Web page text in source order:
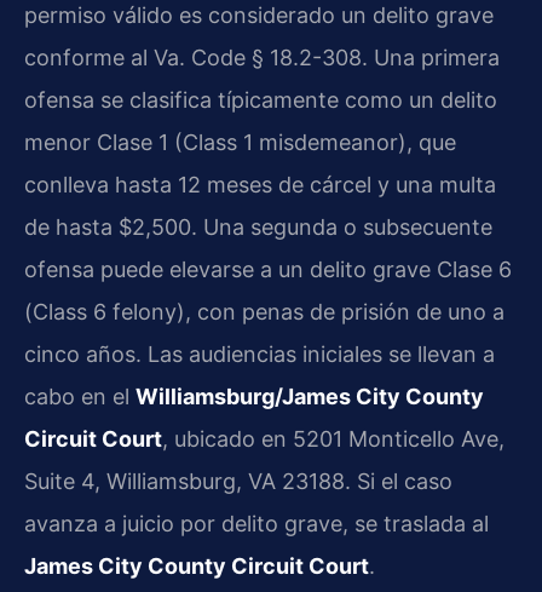
permiso válido es considerado un delito grave
conforme al Va. Code § 18.2-308. Una primera
ofensa se clasifica típicamente como un delito
menor Clase 1 (Class 1 misdemeanor), que
conlleva hasta 12 meses de cárcel y una multa
de hasta $2,500. Una segunda o subsecuente
ofensa puede elevarse a un delito grave Clase 6
(Class 6 felony), con penas de prisión de uno a
cinco años. Las audiencias iniciales se llevan a
cabo en el Williamsburg/James City County
Circuit Court, ubicado en 5201 Monticello Ave,
Suite 4, Williamsburg, VA 23188. Si el caso
avanza a juicio por delito grave, se traslada al
James City County Circuit Court.